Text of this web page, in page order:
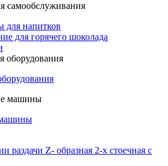
самообслуживания
для напитков
для горячего шоколада